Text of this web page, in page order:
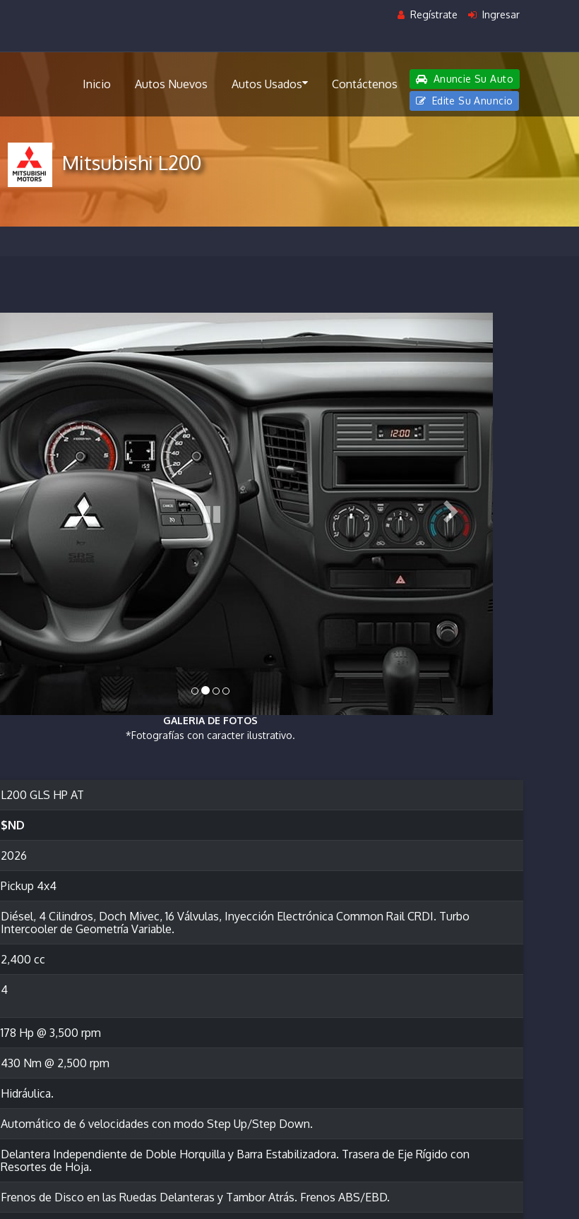
Regístrate Ingresar
Inicio Autos Nuevos Autos Usados Contáctenos
Anuncie Su Auto
Edite Su Anuncio
Mitsubishi L200
GALERIA DE FOTOS
*Fotografías con caracter ilustrativo.
L200 GLS HP AT
$ND
2026
Pickup 4x4
Diésel, 4 Cilindros, Doch Mivec, 16 Válvulas, Inyección Electrónica Common Rail CRDI. Turbo
Intercooler de Geometría Variable.
2,400 cc
4
178 Hp @ 3,500 rpm
430 Nm @ 2,500 rpm
Hidráulica.
Automático de 6 velocidades con modo Step Up/Step Down.
Delantera Independiente de Doble Horquilla y Barra Estabilizadora. Trasera de Eje Rígido con
Resortes de Hoja.
Frenos de Disco en las Ruedas Delanteras y Tambor Atrás. Frenos ABS/EBD.